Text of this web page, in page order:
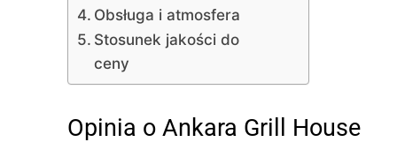
Obsługa i atmosfera
Stosunek jakości do
ceny
Opinia o Ankara Grill House